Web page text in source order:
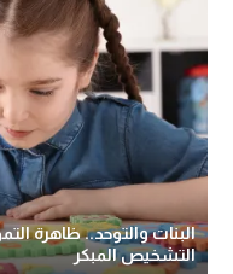
البنات والتوحد.. ظاهرة
التشخيص المبكر